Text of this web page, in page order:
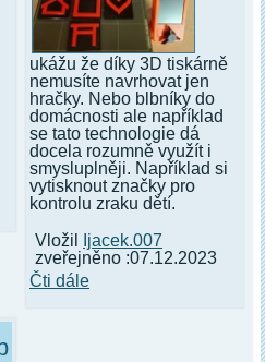
ukážu že díky 3D tiskárně
nemusíte navrhovat jen
hračky. Nebo blbníky do
domácnosti ale například
se tato technologie dá
docela rozumně využít i
smysluplněji. Například si
vytisknout značky pro
kontrolu zraku dětí.
Vložil
Ijacek.007
zveřejněno :07.12.2023
Čti dále